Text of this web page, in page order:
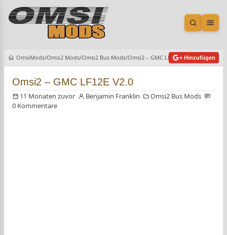
Suche
OmsiMods Omsi2 Mods Omsi2 Bus Mods Omsi2 – GMC LF12E V2.0+ Hinzufügen
Omsi2 – GMC LF12E V2.0
11 Monaten zuvor Benjamin Franklin
Omsi2 Bus Mods
0 Kommentare